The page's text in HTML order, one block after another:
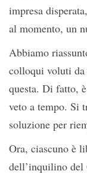
impresa
al momento, un
Abbiamo
colloqui voluti da
questa. Di fatto,
veto a tempo. Si
soluzione per
Ora, ciascuno è
dell’inquilino del